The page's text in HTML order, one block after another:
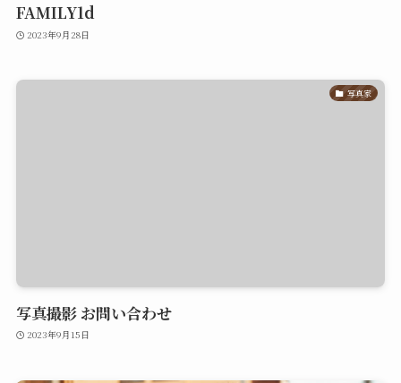
FAMILY1d
2023年9月28日
写真家
写真撮影 お問い合わせ
2023年9月15日